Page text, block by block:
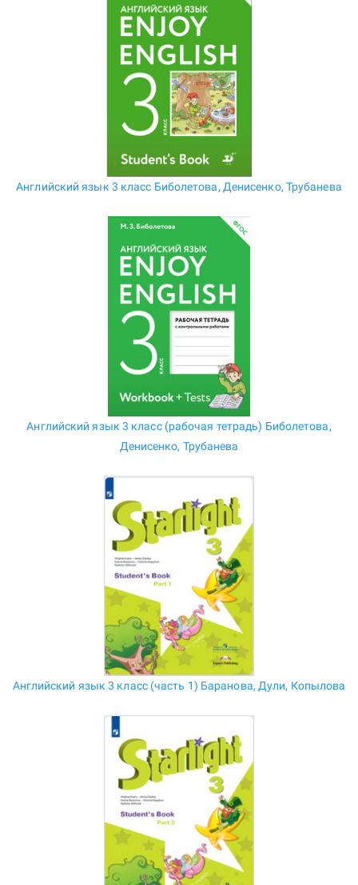
Английский язык 3 класс Биболетова, Денисенко, Трубанева
Английский язык 3 класс (рабочая тетрадь) Биболетова,
Денисенко, Трубанева
Английский язык 3 класс (часть 1) Баранова, Дули, Копылова